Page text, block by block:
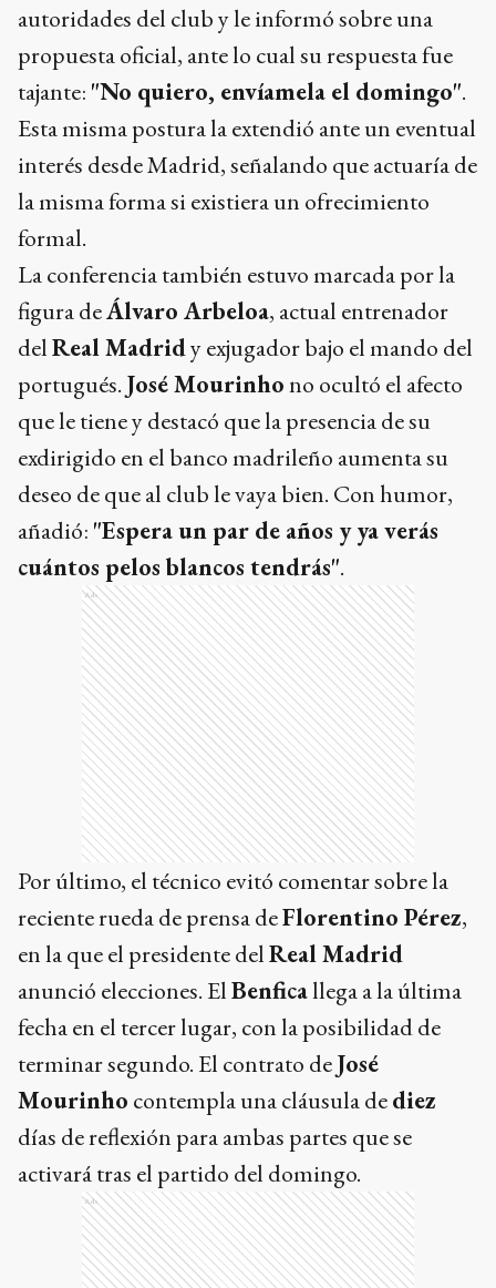
autoridades del club y le informó sobre una
propuesta oficial, ante lo cual su respuesta fue
tajante: "No quiero, envíamela el domingo".
Esta misma postura la extendió ante un eventual
interés desde Madrid, señalando que actuaría de
la misma forma si existiera un ofrecimiento
formal.
La conferencia también estuvo marcada por la
figura deÁlvaro Arbeloa, actual entrenador
delReal Madridy exjugador bajo el mando del
portugués. José Mourinhono ocultó el afecto
que le tiene y destacó que la presencia de su
exdirigido en el banco madrileño aumenta su
deseo de que al club le vaya bien. Con humor,
añadió: "Espera un par de años y ya verás
cuántos pelos blancos tendrás".
Ads
Por último, el técnico evitó comentar sobre la
reciente rueda de prensa deFlorentino Pérez,
en la que el presidente delReal Madrid
anunció elecciones. ElBenficallega a la última
fecha en el tercer lugar, con la posibilidad de
terminar segundo. El contrato deJosé
Mourinho contempla una cláusula dediez
días de reflexión para ambas partes que se
activará tras el partido del domingo.
Ads